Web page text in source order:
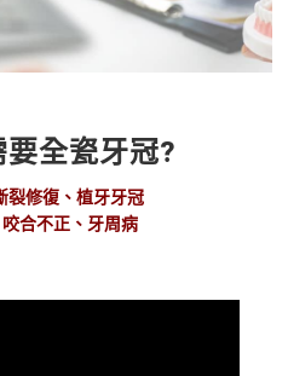
全瓷牙冠?
裂修復、植牙牙冠
合不正、牙周病